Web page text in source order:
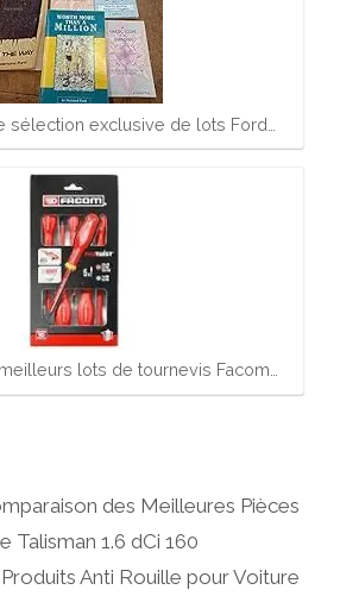
sélection exclusive de lots Ford…
lots de tournevis Facom…
des Meilleures Pièces
Talisman 1.6 dCi 160
Anti Rouille pour Voiture